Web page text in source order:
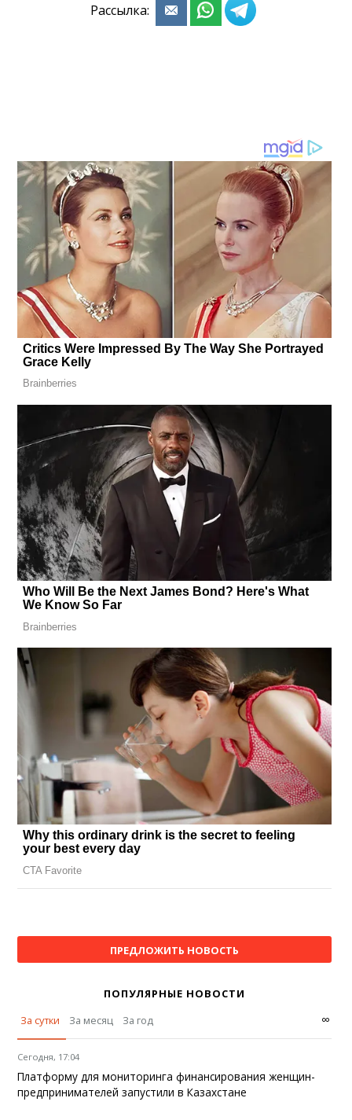
Рассылка:
ПРЕДЛОЖИТЬ НОВОСТЬ
ПОПУЛЯРНЫЕ НОВОСТИ
За сутки
За месяц За год ∞
Сегодня, 17:04
Платформу для мониторинга финансирования женщин-
предпринимателей запустили в Казахстане